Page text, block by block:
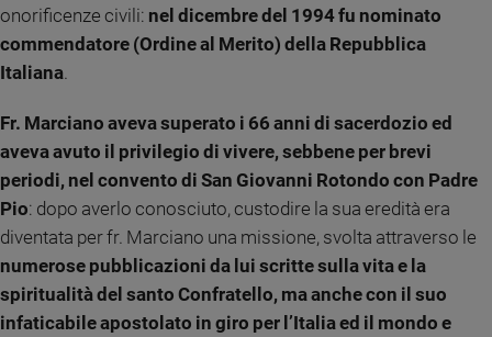
e
spettacoli
Sanremo
Cinema,
Tv
streaming
Famiglia
onorificenze civili: nel dicembre del 1994 fu nominato
commendatore (Ordine al Merito) della Repubblica
Italiana.
Fr. Marciano aveva superato i 66 anni di sacerdozio ed
aveva avuto il privilegio di vivere, sebbene per brevi
periodi, nel convento di San Giovanni Rotondo con Padre
Pio: dopo averlo conosciuto, custodire la sua eredità era
diventata per fr. Marciano una missione, svolta attraverso le
numerose pubblicazioni da lui scritte sulla vita e la
spiritualità del santo Confratello, ma anche con il suo
infaticabile apostolato in giro per l’Italia ed il mondo e